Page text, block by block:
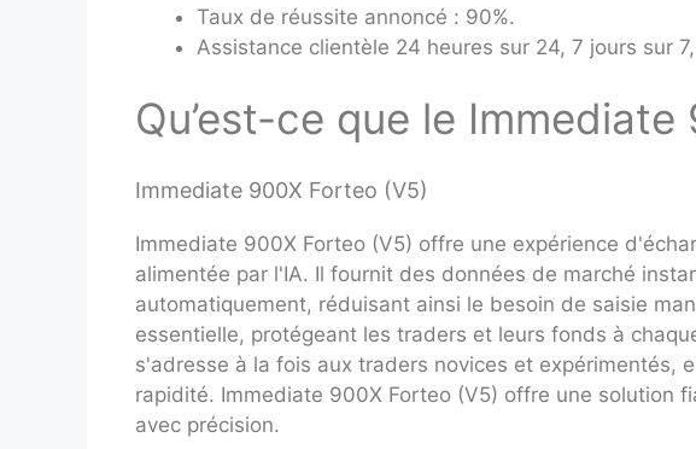
Taux de réussite annoncé : 90%.
Assistance clientèle 24 heures sur 24, 7 jours sur
Qu’est-ce que le
Immediate 900X Forteo (V5)
Immediate 900X Forteo (V5) offre une expérience
alimentée par l'IA. Il fournit des données de marché
automatiquement, réduisant ainsi le besoin de saisie
essentielle, protégeant les traders et leurs fonds à
s'adresse à la fois aux traders novices et expérimentés,
rapidité. Immediate 900X Forteo (V5) offre une solution
avec précision.